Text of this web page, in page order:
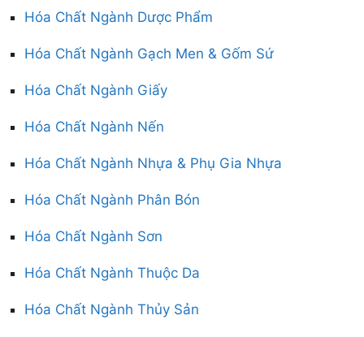
Hóa Chất Ngành Dược Phẩm
Hóa Chất Ngành Gạch Men & Gốm Sứ
Hóa Chất Ngành Giấy
Hóa Chất Ngành Nến
Hóa Chất Ngành Nhựa & Phụ Gia Nhựa
Hóa Chất Ngành Phân Bón
Hóa Chất Ngành Sơn
Hóa Chất Ngành Thuộc Da
Hóa Chất Ngành Thủy Sản